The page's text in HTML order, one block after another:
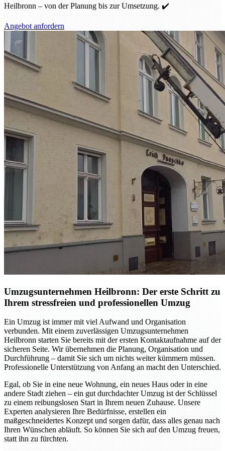
Heilbronn – von der Planung bis zur Umsetzung. ✔️
Angebot anfordern
Umzugsunternehmen Heilbronn: Der erste Schritt zu
Ihrem stressfreien und professionellen Umzug
Ein Umzug ist immer mit viel Aufwand und Organisation
verbunden. Mit einem zuverlässigen Umzugsunternehmen
Heilbronn starten Sie bereits mit der ersten Kontaktaufnahme auf der
sicheren Seite. Wir übernehmen die Planung, Organisation und
Durchführung – damit Sie sich um nichts weiter kümmern müssen.
Professionelle Unterstützung von Anfang an macht den Unterschied.
Egal, ob Sie in eine neue Wohnung, ein neues Haus oder in eine
andere Stadt ziehen – ein gut durchdachter Umzug ist der Schlüssel
zu einem reibungslosen Start in Ihrem neuen Zuhause. Unsere
Experten analysieren Ihre Bedürfnisse, erstellen ein
maßgeschneidertes Konzept und sorgen dafür, dass alles genau nach
Ihren Wünschen abläuft. So können Sie sich auf den Umzug freuen,
statt ihn zu fürchten.